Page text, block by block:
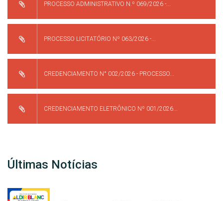
PROCESSO ADMINISTRATIVO N.º 069/2026 -...
PROCESSO LICITATÓRIO Nº 063/2026 -...
CREDENCIAMENTO N° 002/2026 - PROCESSO...
CREDENCIAMENTO ELETRÔNICO Nº 001/2026...
Últimas Notícias